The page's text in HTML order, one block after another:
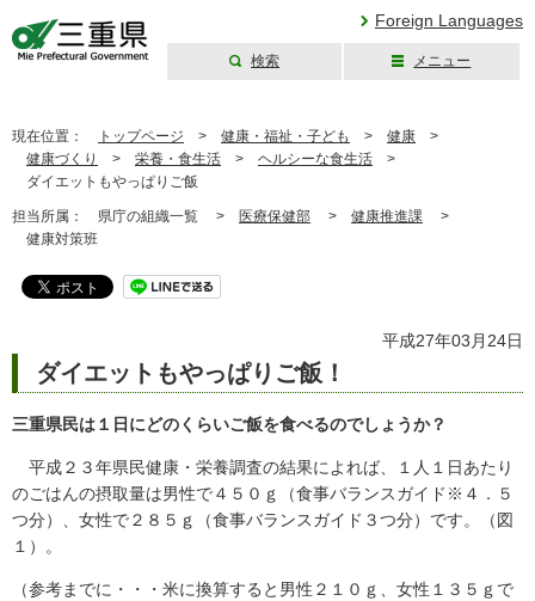
Foreign Languages
検索 メニュー
現在位置： トップページ > 健康・福祉・子ども > 健康 >
健康づくり
> 栄養・食生活 > ヘルシーな食生活 >
ダイエットもやっぱりご飯
担当所属： 県庁の組織一覧 > 医療保健部 > 健康推進課 >
健康対策班
平成27年03月24日
ダイエットもやっぱりご飯！
三重県民は１日にどのくらいご飯を食べるのでしょうか？
平成２３年県民健康・栄養調査の結果によれば、１人１日あたり
のごはんの摂取量は男性で４５０ｇ（食事バランスガイド※４．５
つ分）、女性で２８５ｇ（食事バランスガイド３つ分）です。（図
１）。
（参考までに・・・米に換算すると男性２１０ｇ、女性１３５ｇで